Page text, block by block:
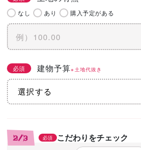
なし あり 購入予定がある
必須 建物予算※土地代抜き
2/3 必須 こだわりをチェック